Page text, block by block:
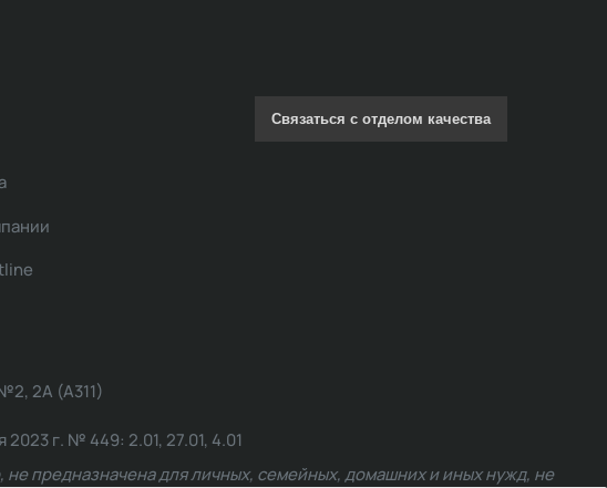
Связаться с отделом качества
2А (А311)
г. № 449: 2.01, 27.01, 4.01
предназначена для личных, семейных, домашних и иных нужд, не